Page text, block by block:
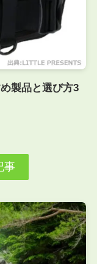
製品と選び方3
事